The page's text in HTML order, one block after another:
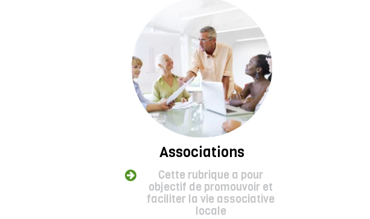
Associations
Cette rubrique a pour
objectif de promouvoir et
faciliter la vie associative
locale